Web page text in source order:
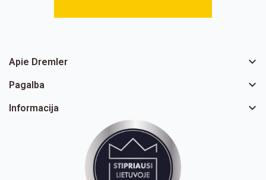
Apie Dremler 
Pagalba 
Informacija 